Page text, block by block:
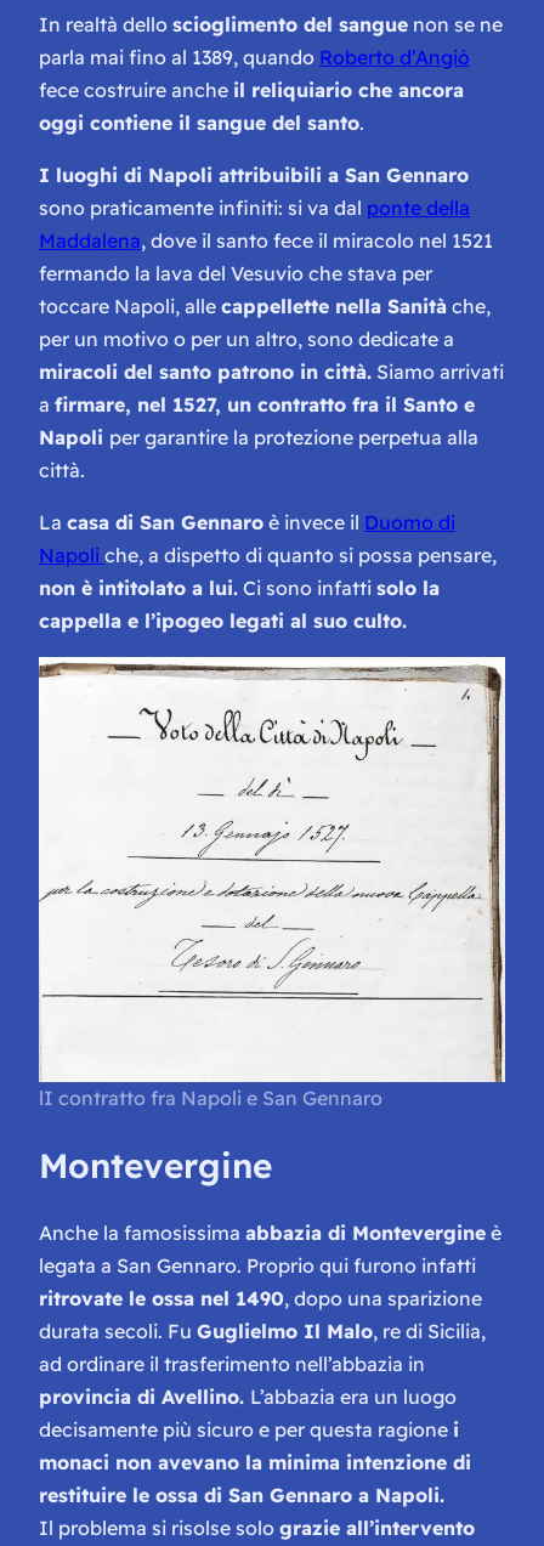
In realtà dello scioglimento del sangue non se ne
parla mai fino al 1389, quando Roberto d’Angiò
fece costruire anche il reliquiario che ancora
oggi contiene il sangue del santo.
I luoghi di Napoli attribuibili a San Gennaro
sono praticamente infiniti: si va dal ponte della
Maddalena, dove il santo fece il miracolo nel 1521
fermando la lava del Vesuvio che stava per
toccare Napoli, alle cappellette nella Sanità che,
per un motivo o per un altro, sono dedicate a
miracoli del santo patrono in città. Siamo arrivati
a firmare, nel 1527, un contratto fra il Santo e
Napoli per garantire la protezione perpetua alla
città.
La casa di San Gennaro è invece il Duomo di
Napoli che, a dispetto di quanto si possa pensare,
non è intitolato a lui. Ci sono infatti solo la
cappella e l’ipogeo legati al suo culto.
lI contratto fra Napoli e San Gennaro
Montevergine
Anche la famosissima abbazia di Montevergine è
legata a San Gennaro. Proprio qui furono infatti
ritrovate le ossa nel 1490, dopo una sparizione
durata secoli. Fu Guglielmo Il Malo, re di Sicilia,
ad ordinare il trasferimento nell’abbazia in
provincia di Avellino. L’abbazia era un luogo
decisamente più sicuro e per questa ragione i
monaci non avevano la minima intenzione di
restituire le ossa di San Gennaro a Napoli.
Il problema si risolse solo grazie all’intervento